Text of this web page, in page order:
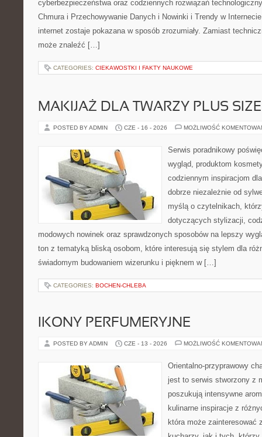
cyberbezpieczeństwa oraz codziennych rozwiązań
Chmura i Przechowywanie Danych i Nowinki i Trendy w
internet zostaje pokazana w sposób zrozumiały. Zamiast
może znaleźć […]
CATEGORIES: CIEKAWOSTKI I FAKTY NAUKOWE
MAKIJAŻ DLA TWARZY PLUS SIZE
POSTED BY ADMIN CZE - 16 - 2026 MOŻLIWOŚĆ
Serwis poradnikowy
wygląd, produktom
codziennym inspiracjom
dobrze niezależnie od
myślą o czytelnikach,
dotyczących stylizacji,
modowych nowinek oraz sprawdzonych sposobów na lepszy
ton z tematyką bliską osobom, które interesują się stylem dla
świadomym budowaniem wizerunku i pięknem w […]
CATEGORIES: BOCHEN-CHLEBA
IKONY PERFUMERYJNE
POSTED BY ADMIN CZE - 13 - 2026 MOŻLIWOŚĆ
Orientalno-przyprawowy
jest to serwis stworzony z
poszukują intensywne
kulinarne inspiracje z
która może zainteresować